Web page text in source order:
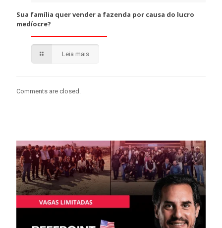
Sua família quer vender a fazenda por causa do lucro
medíocre?
Leia mais
Comments are closed.